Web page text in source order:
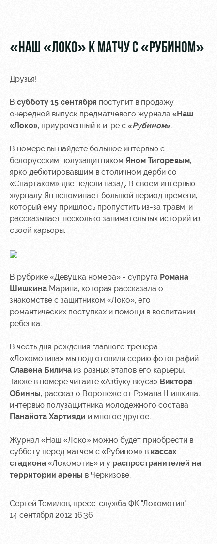
МГН
РЖД
Арена
мероприятий
Аренда
полей
Аренда
площадей
Ледовый
спортом
Отбор
Локо-Лето
Академия
поступить
Руководство
Информация
для
болельщиков
Банковская
карта
«Локомотив»
Заставки
Парковка
Информация
для
болельщиков
«НАШ «ЛОКО» К МАТЧУ С «РУБИНОМ»
Друзья!
В субботу 15 сентября поступит в продажу
очередной выпуск предматчевого журнала «Наш
«Локо», приуроченный к игре с «Рубином».
В номере вы найдете большое интервью с
белорусским полузащитником Яном Тигоревым,
ярко дебютировавшим в столичном дерби со
«Спартаком» две недели назад. В своем интервью
журналу Ян вспоминает большой период времени,
который ему пришлось пропустить из-за травм, и
рассказывает несколько занимательных историй из
своей карьеры.
В рубрике «Девушка номера» - супруга Романа
Шишкина Марина, которая рассказала о
знакомстве с защитником «Локо», его
романтических поступках и помощи в воспитании
ребенка.
В честь дня рождения главного тренера
«Локомотива» мы подготовили серию фотографий
Славена Билича из разных этапов его карьеры.
Также в номере читайте «Азбуку вкуса» Виктора
Обинны, рассказ о Воронеже от Романа Шишкина,
интервью полузащитника молодежного состава
Панайота Хартияди и многое другое.
Журнал «Наш «Локо» можно будет приобрести в
субботу перед матчем с «Рубином» в кассах
стадиона «Локомотив» и у распространителей на
территории арены в Черкизове.
Сергей Томилов, пресс-служба ФК "Локомотив"
14 сентября 2012 16:36